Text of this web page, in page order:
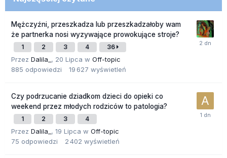
Mężczyźni, przeszkadza lub przeszkadzałoby wam
że partnerka nosi wyzywające prowokujące stroje?
1 2 3 4 36
Przez Dalila_ , 20 Lipca w Off-topic
885 odpowiedzi 19 627 wyświetleń
Czy podrzucanie dziadkom dzieci do opieki co
weekend przez młodych rodziców to patologia?
1 2 3 4
Przez Dalila_ , 19 Lipca w Off-topic
75 odpowiedzi 2 402 wyświetleń